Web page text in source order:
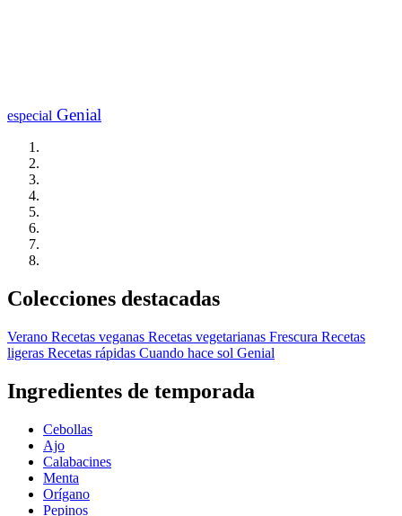
especial Genial
Colecciones destacadas
Verano Recetas veganas Recetas vegetarianas Frescura Recetas
ligeras Recetas rápidas Cuando hace sol Genial
Ingredientes de temporada
Cebollas
Ajo
Calabacines
Menta
Orígano
Pepinos